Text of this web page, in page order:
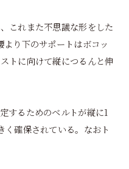
これまた不思議な形をした
り下のサポートはボコッ
トに向けて縦につるんと伸
するためのベルトが縦に1
確保されている。なおト